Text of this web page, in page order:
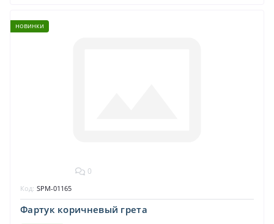
новинки
0
Фартук коричневый грета
Код: SPM-01165